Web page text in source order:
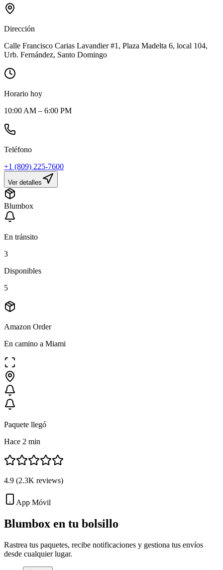
Dirección
Calle Francisco Carias Lavandier #1, Plaza Madelta 6, local 104,
Urb. Fernández, Santo Domingo
Horario hoy
10:00 AM – 6:00 PM
Teléfono
+1 (809) 225-7600
Ver detalles
Blumbox
En tránsito
3
Disponibles
5
Amazon Order
En camino a Miami
Paquete llegó
Hace 2 min
4.9 (2.3K reviews)
App Móvil
Blumbox en tu bolsillo
Rastrea tus paquetes, recibe notificaciones y gestiona tus envíos
desde cualquier lugar.